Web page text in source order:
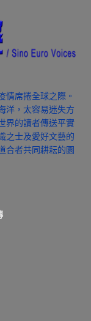
情席捲全球之際。
洋，太容易迷失方
界的讀者傳送平實
之士及愛好文藝的
合者共同耕耘的園